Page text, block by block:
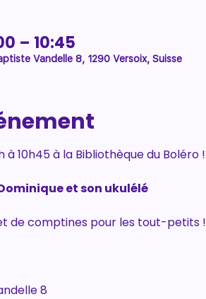
– 10:45
Vandelle 8, 1290 Versoix, Suisse
à 10h45 à la Bibliothèque du Boléro !
et son ukulélé
de comptines pour les tout-petits !
8